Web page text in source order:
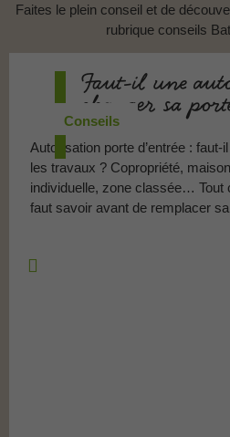
Faites le plein conseil et de
rubrique conseils
Faut-il une
changer sa
Conseils
Autorisation porte d’entrée : faut-
les travaux ? Copropriété, maison
individuelle, zone classée… Tout
faut savoir avant de remplacer